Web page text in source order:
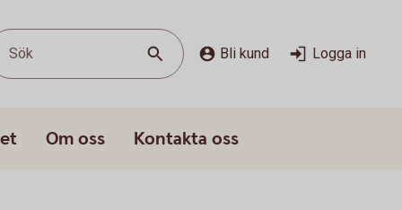
Sök Bli kund Logga in
Om oss Kontakta oss